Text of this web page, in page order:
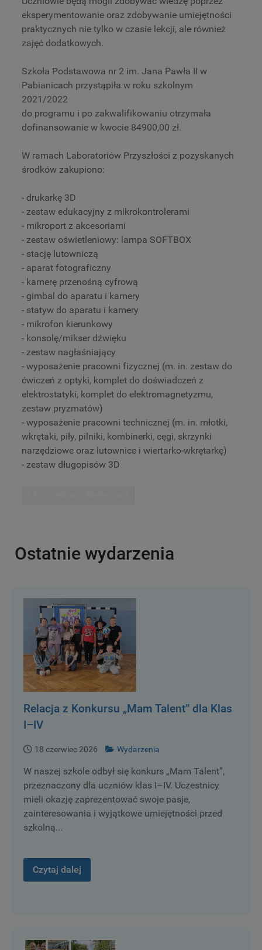
eksperymentowanie oraz zdobywanie umiejętności
praktycznych nie tylko w czasie lekcji, ale również
zajęć dodatkowych.
Szkoła Podstawowa nr 2 im. Jana Pawła II w
Pabianicach przystąpiła w roku szkolnym
2021/2022
do programu i po zakwalifikowaniu otrzymała
dofinansowanie w kwocie 84900,00 zł.
W ramach Laboratoriów Przyszłości z pozyskanych
środków zakupiono:
- drukarkę 3D
- zestaw edukacyjny z mikrokontrolerami
- mikroport z akcesoriami
- zestaw oświetleniowy: lampa SOFTBOX
- stację lutowniczą
- aparat fotograficzny
- kamerę przenośną cyfrową
- gimbal do aparatu i kamery
- statyw do aparatu i kamery
- mikrofon kierunkowy
- konsolę/mikser dźwięku
- zestaw nagłaśniający
- wyposażenie pracowni fizycznej (m. in. zestaw do
ćwiczeń z optyki, komplet do doświadczeń z
elektrostatyki, komplet do elektromagnetyzmu,
zestaw pryzmatów)
- wyposażenie pracowni technicznej (m. in. młotki,
wkrętaki, piły, pilniki, kombinerki, cęgi, skrzynki
narzędziowe oraz lutownice i wiertarko-wkrętarkę)
- zestaw długopisów 3D
Ostatnie wydarzenia
Relacja z Konkursu „Mam Talent” dla Klas
I–IV
18 czerwiec 2026 Wydarzenia
W naszej szkole odbył się konkurs „Mam Talent”,
przeznaczony dla uczniów klas I–IV. Uczestnicy
mieli okazję zaprezentować swoje pasje,
zainteresowania i wyjątkowe umiejętności przed
szkolną...
Czytaj dalej